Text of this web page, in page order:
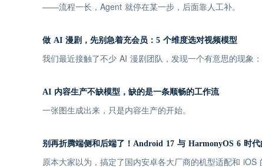
——流程一长，Agent 就停在某一步，后面靠人工补。
做 AI 漫剧，先别急着充会员：5 个维度选对视频模型
我们最近接触了不少 AI 漫剧团队，发现一个有意思的现象
AI 内容生产不缺模型，缺的是一条顺畅的工作流
一张图生成出来，只是内容生产的开始。
别再折腾端侧和后端了！Android 17 与 HarmonyOS 6 时
原本大家以为，搞定了国内安卓各大厂商的机型适配和